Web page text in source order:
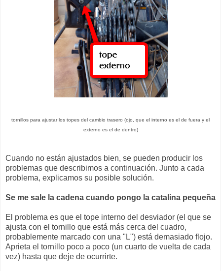
tornillos para ajustar los topes del cambio trasero (ojo, que el interno es el de fuera y el
externo es el de dentro)
Cuando no están ajustados bien, se pueden producir los
problemas que describimos a continuación. Junto a cada
problema, explicamos su posible solución.
Se me sale la cadena cuando pongo la catalina pequeña
El problema es que el tope interno del desviador (el que se
ajusta con el tornillo que está más cerca del cuadro,
probablemente marcado con una "L") está demasiado flojo.
Aprieta el tornillo poco a poco (un cuarto de vuelta de cada
vez) hasta que deje de ocurrirte.